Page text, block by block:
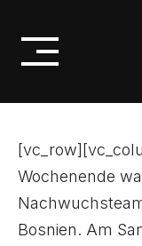
content
BCV:
U19
Wochenende
Bosnien. Am